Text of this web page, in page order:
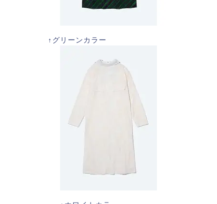
↑グリーンカラー